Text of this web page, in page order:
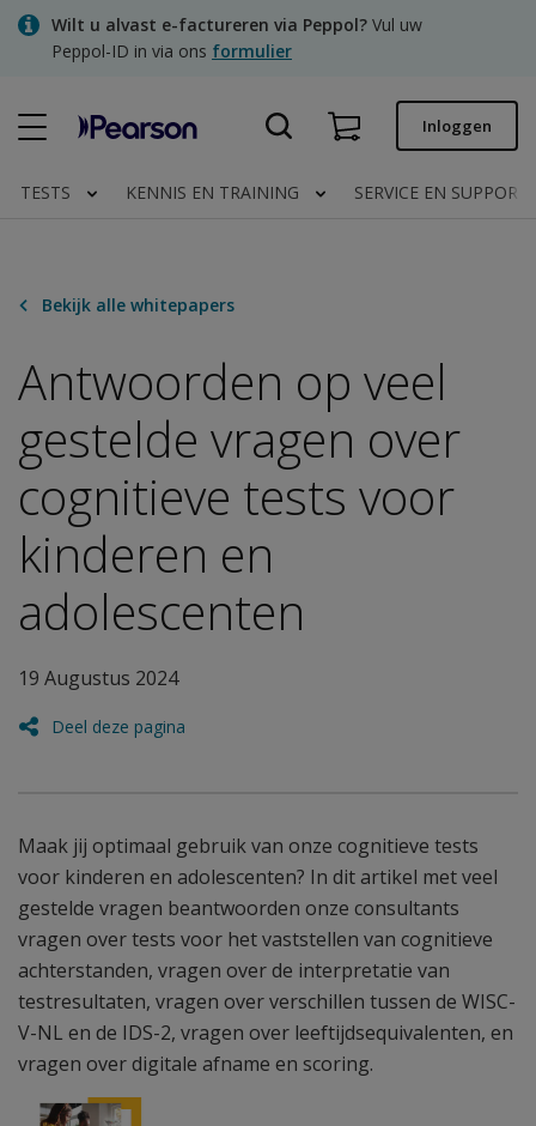
SkipWilt u alvast e-factureren via Peppol? Vul uw
Peppol-ID in via ons formulier
Snel bestellen
Clinical | NL
Inloggen
TESTS KENNIS EN TRAINING SERVICE EN SUPPORT
Bekijk alle whitepapers
Antwoorden op veel
gestelde vragen over
cognitieve tests voor
kinderen en
adolescenten
19 Augustus 2024
Deel deze pagina
Maak jij optimaal gebruik van onze cognitieve tests
voor kinderen en adolescenten? In dit artikel met veel
gestelde vragen beantwoorden onze consultants
vragen over tests voor het vaststellen van cognitieve
achterstanden, vragen over de interpretatie van
testresultaten, vragen over verschillen tussen de WISC-
V-NL en de IDS-2, vragen over leeftijdsequivalenten, en
vragen over digitale afname en scoring.